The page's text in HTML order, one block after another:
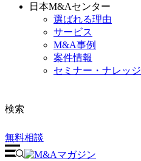
日本M&Aセンター
選ばれる理由
サービス
M&A事例
案件情報
セミナー・ナレッジ
検索
無料相談